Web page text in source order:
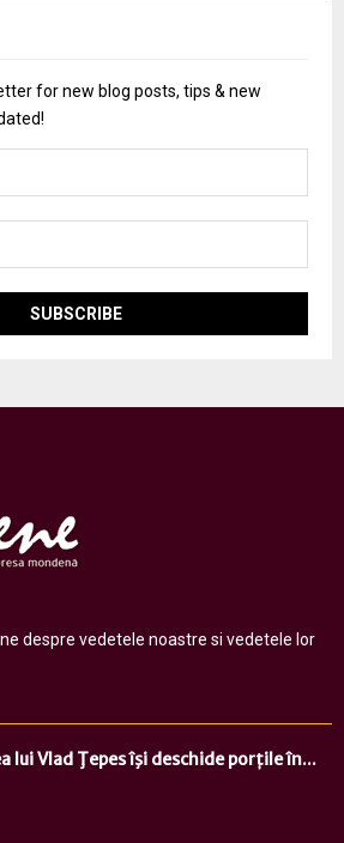
for new blog posts, tips & new
despre vedetele noastre si vedetele lor
lui Vlad Ţepes îşi deschide porțile în...